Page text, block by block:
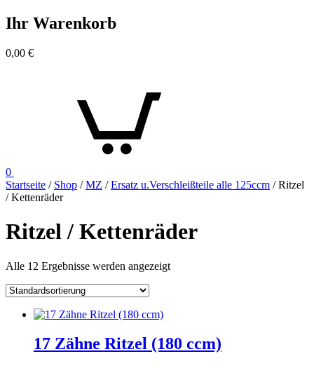
Ihr Warenkorb
0,00 €
0
Startseite / Shop /MZ /Ersatz u.Verschleißteile alle 125ccm / Ritzel
/ Kettenräder
Ritzel / Kettenräder
Alle 12 Ergebnisse werden angezeigt
17 Zähne Ritzel (180 ccm)